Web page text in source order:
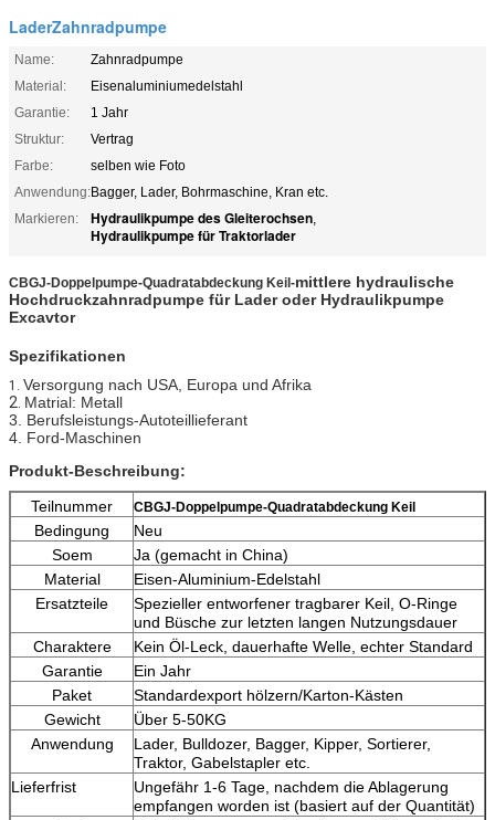
LaderZahnradpumpe
Name:
Zahnradpumpe
Material:
Eisenaluminiumedelstahl
Garantie:
1 Jahr
Struktur:
Vertrag
Farbe:
selben wie Foto
Anwendung:Bagger, Lader, Bohrmaschine, Kran etc.
Markieren:
Hydraulikpumpe des Gleiterochsen,
Hydraulikpumpe für Traktorlader
CBGJ-Doppelpumpe-Quadratabdeckung Keil-mittlere hydraulische
Hochdruckzahnradpumpe für Lader oder Hydraulikpumpe
Excavtor
Spezifikationen
1. Versorgung nach USA, Europa und Afrika
2. Matrial: Metall
3. Berufsleistungs-Autoteillieferant
4. Ford-Maschinen
Produkt-Beschreibung:
Teilnummer
CBGJ-Doppelpumpe-Quadratabdeckung Keil
Bedingung
Neu
Soem
Ja (gemacht in China)
Material
Eisen-Aluminium-Edelstahl
Ersatzteile
Spezieller entworfener tragbarer Keil, O-Ringe
und Büsche zur letzten langen Nutzungsdauer
Charaktere
Kein Öl-Leck, dauerhafte Welle, echter Standard
Garantie
Ein Jahr
Paket
Standardexport hölzern/Karton-Kästen
Gewicht
Über 5-50KG
Anwendung
Lader, Bulldozer, Bagger, Kipper, Sortierer,
Traktor, Gabelstapler etc.
Lieferfrist
Ungefähr 1-6 Tage, nachdem die Ablagerung
empfangen worden ist (basiert auf der Quantität)